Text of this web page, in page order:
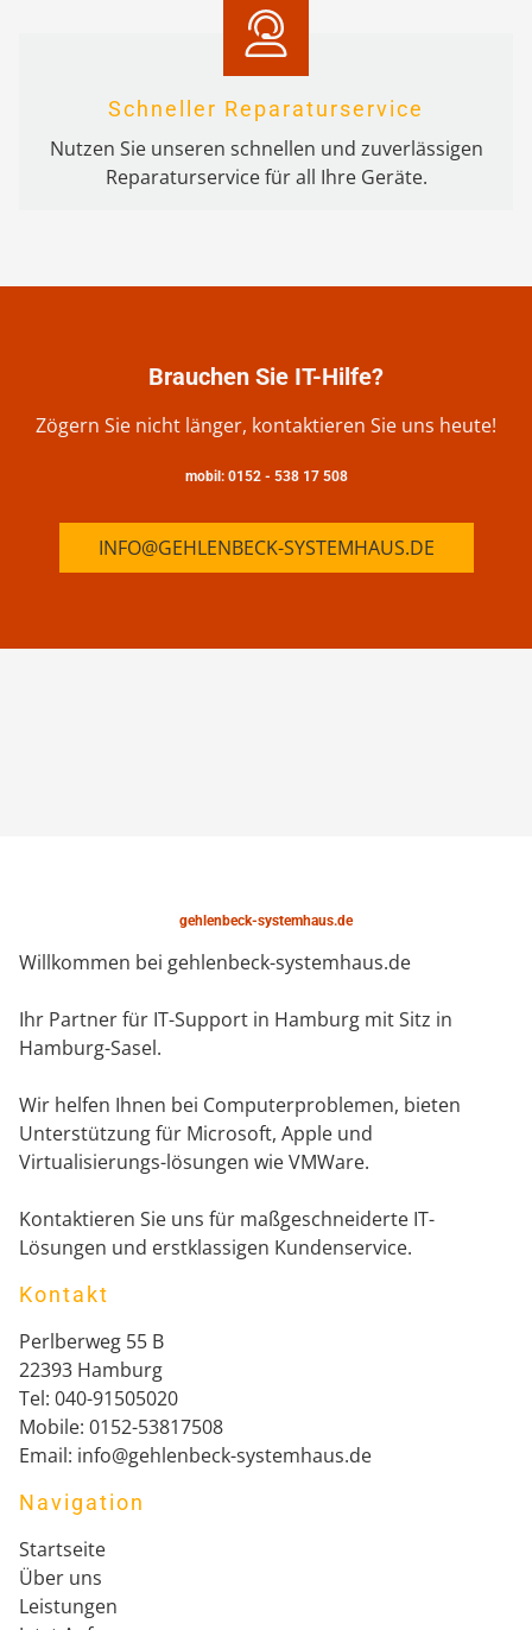
Schneller Reparaturservice
Nutzen Sie unseren schnellen und zuverlässigen
Reparaturservice für all Ihre Geräte.
Brauchen Sie IT-Hilfe?
Zögern Sie nicht länger, kontaktieren Sie uns heute!
mobil: 0152 - 538 17 508
INFO@GEHLENBECK-SYSTEMHAUS.DE
gehlenbeck-systemhaus.de
Willkommen bei gehlenbeck-systemhaus.de
Ihr Partner für IT-Support in Hamburg mit Sitz in
Hamburg-Sasel.
Wir helfen Ihnen bei Computerproblemen, bieten
Unterstützung für Microsoft, Apple und
Virtualisierungs-lösungen wie VMWare.
Kontaktieren Sie uns für maßgeschneiderte IT-
Lösungen und erstklassigen Kundenservice.
Kontakt
Perlberweg 55 B
22393 Hamburg
Tel: 040-91505020
Mobile: 0152-53817508
Email: info@gehlenbeck-systemhaus.de
Navigation
Startseite
Über uns
Leistungen